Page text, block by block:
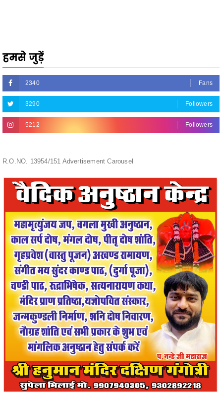
2340
3290 Followers
5212 Followers
R.O.NO. 13954/151 Advertisement Carousel